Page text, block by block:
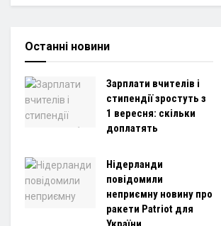
Останні новини
Зарплати вчителів і
стипендії зростуть з
1 вересня: скільки
доплатять
Нідерланди
повідомили
неприємну новину про
ракети Patriot для